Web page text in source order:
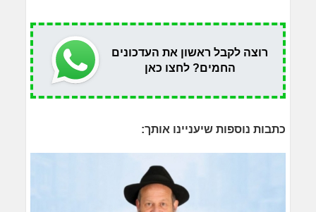
רוצה לקבל ראשון את העדכונים
החמים? לחצו כאן
כתבות נוספות שיעניינו אותך: